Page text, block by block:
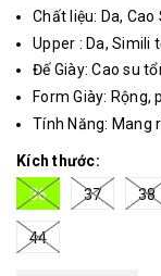
Chất liệu: Da, Cao
Upper : Da, Simili
Đế Giày: Cao su
Form Giày: Rộng,
Tính Năng: Mang
Kích thước:
36
37 38
44